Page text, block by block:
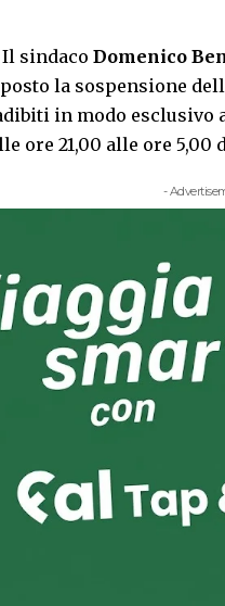
sindaco Domenico
la sospensione
in modo esclusivo
ore 21,00 alle ore 5,00
-